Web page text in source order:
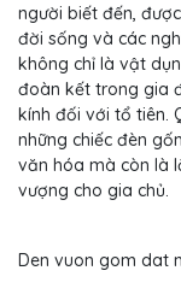
người biết đến,
đời sống và các
không chỉ là vật
đoàn kết trong gia
kính đối với tổ tiên.
những chiếc đèn
văn hóa mà còn là
vượng cho gia chủ.
Den vuon gom dat